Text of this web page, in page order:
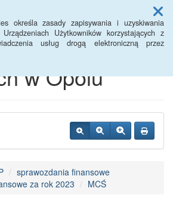
określa zasady zapisywania i uzyskiwania
Użytkowników korzystających z
usług drogą elektroniczną przez
Menu
w Opolu
sprawozdania finansowe
za rok 2023
MCŚ